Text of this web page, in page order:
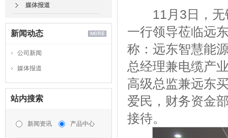
媒体报道
新闻动态
公司新闻
媒体报道
站内搜索
新闻资讯 产品中心
11月3日，无
一行领导莅临远
称：远东智慧能
总经理兼电缆产
高级总监兼远东
爱民，财务资金
接待。